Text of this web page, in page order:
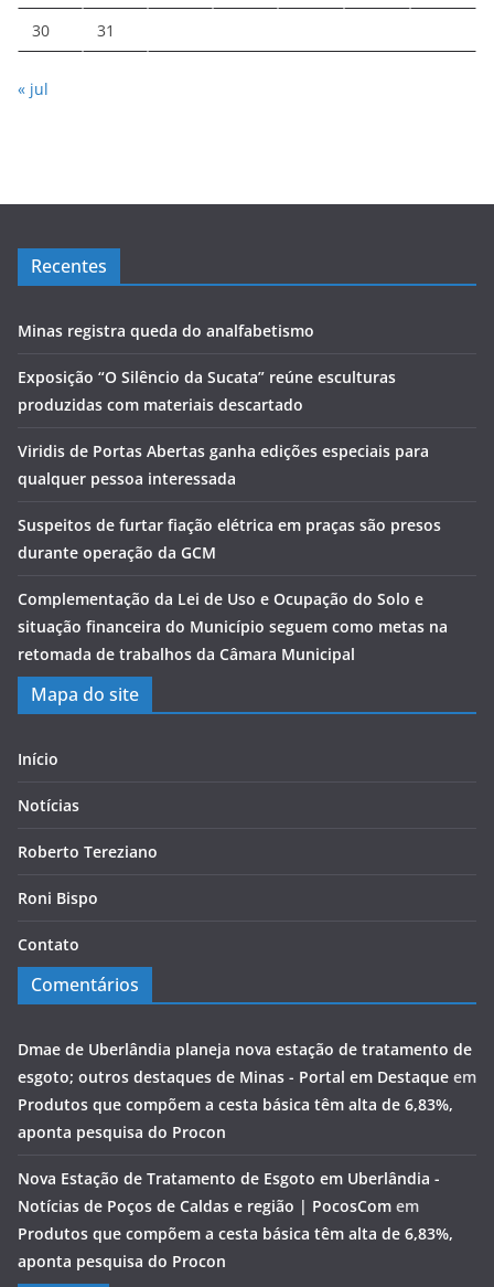
30 31
« jul
Recentes
Minas registra queda do analfabetismo
Exposição “O Silêncio da Sucata” reúne esculturas
produzidas com materiais descartado
Viridis de Portas Abertas ganha edições especiais para
qualquer pessoa interessada
Suspeitos de furtar fiação elétrica em praças são presos
durante operação da GCM
Complementação da Lei de Uso e Ocupação do Solo e
situação financeira do Município seguem como metas na
retomada de trabalhos da Câmara Municipal
Mapa do site
Início
Notícias
Roberto Tereziano
Roni Bispo
Contato
Comentários
Dmae de Uberlândia planeja nova estação de tratamento de
esgoto; outros destaques de Minas - Portal em Destaque em
Produtos que compõem a cesta básica têm alta de 6,83%,
aponta pesquisa do Procon
Nova Estação de Tratamento de Esgoto em Uberlândia -
Notícias de Poços de Caldas e região | PocosCom em
Produtos que compõem a cesta básica têm alta de 6,83%,
aponta pesquisa do Procon